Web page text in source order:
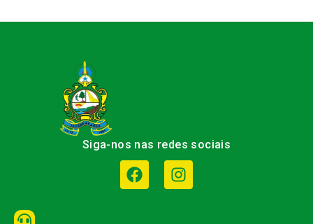
Siga-nos nas redes sociais